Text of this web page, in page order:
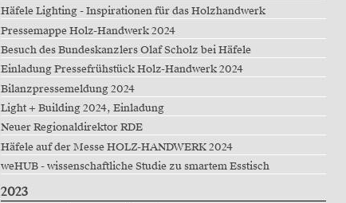
Häfele Lighting - Inspirationen für das Holzhandwerk
Pressemappe Holz-Handwerk 2024
Besuch des Bundeskanzlers Olaf Scholz bei Häfele
Einladung Pressefrühstück Holz-Handwerk 2024
Bilanzpressemeldung 2024
Light + Building 2024, Einladung
Neuer Regionaldirektor RDE
Häfele auf der Messe HOLZ-HANDWERK 2024
weHUB - wissenschaftliche Studie zu smartem Esstisch
2023